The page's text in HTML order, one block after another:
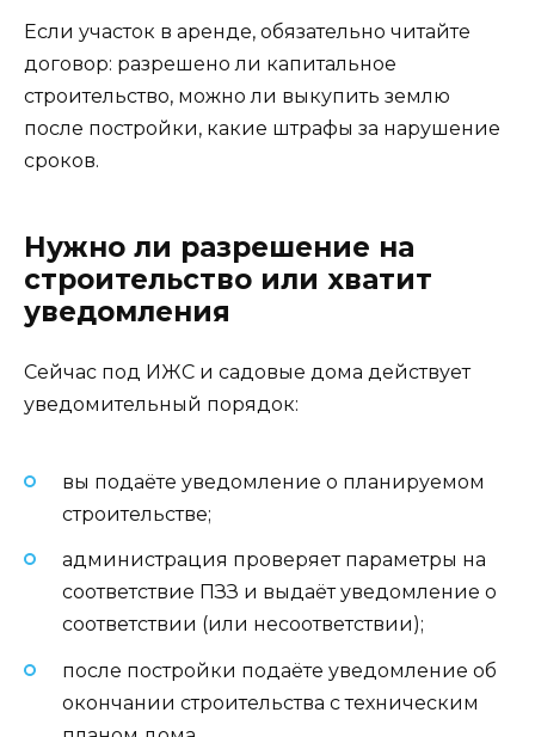
Если участок в аренде, обязательно читайте
договор: разрешено ли капитальное
строительство, можно ли выкупить землю
после постройки, какие штрафы за нарушение
сроков.
Нужно ли разрешение на
строительство или хватит
уведомления
Сейчас под ИЖС и садовые дома действует
уведомительный порядок:
вы подаёте уведомление о планируемом
строительстве;
администрация проверяет параметры на
соответствие ПЗЗ и выдаёт уведомление о
соответствии (или несоответствии);
после постройки подаёте уведомление об
окончании строительства с техническим